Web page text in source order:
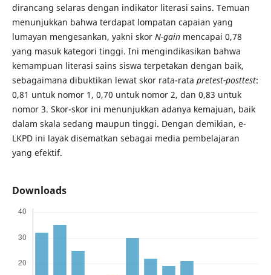
dirancang selaras dengan indikator literasi sains. Temuan
menunjukkan bahwa terdapat lompatan capaian yang
lumayan mengesankan, yakni skor N-gainmencapai 0,78
yang masuk kategori tinggi. Ini mengindikasikan bahwa
kemampuan literasi sains siswa terpetakan dengan baik,
sebagaimana dibuktikan lewat skor rata-rata pretest-posttest:
0,81 untuk nomor 1, 0,70 untuk nomor 2, dan 0,83 untuk
nomor 3. Skor-skor ini menunjukkan adanya kemajuan, baik
dalam skala sedang maupun tinggi. Dengan demikian, e-
LKPD ini layak disematkan sebagai media pembelajaran
yang efektif.
Downloads